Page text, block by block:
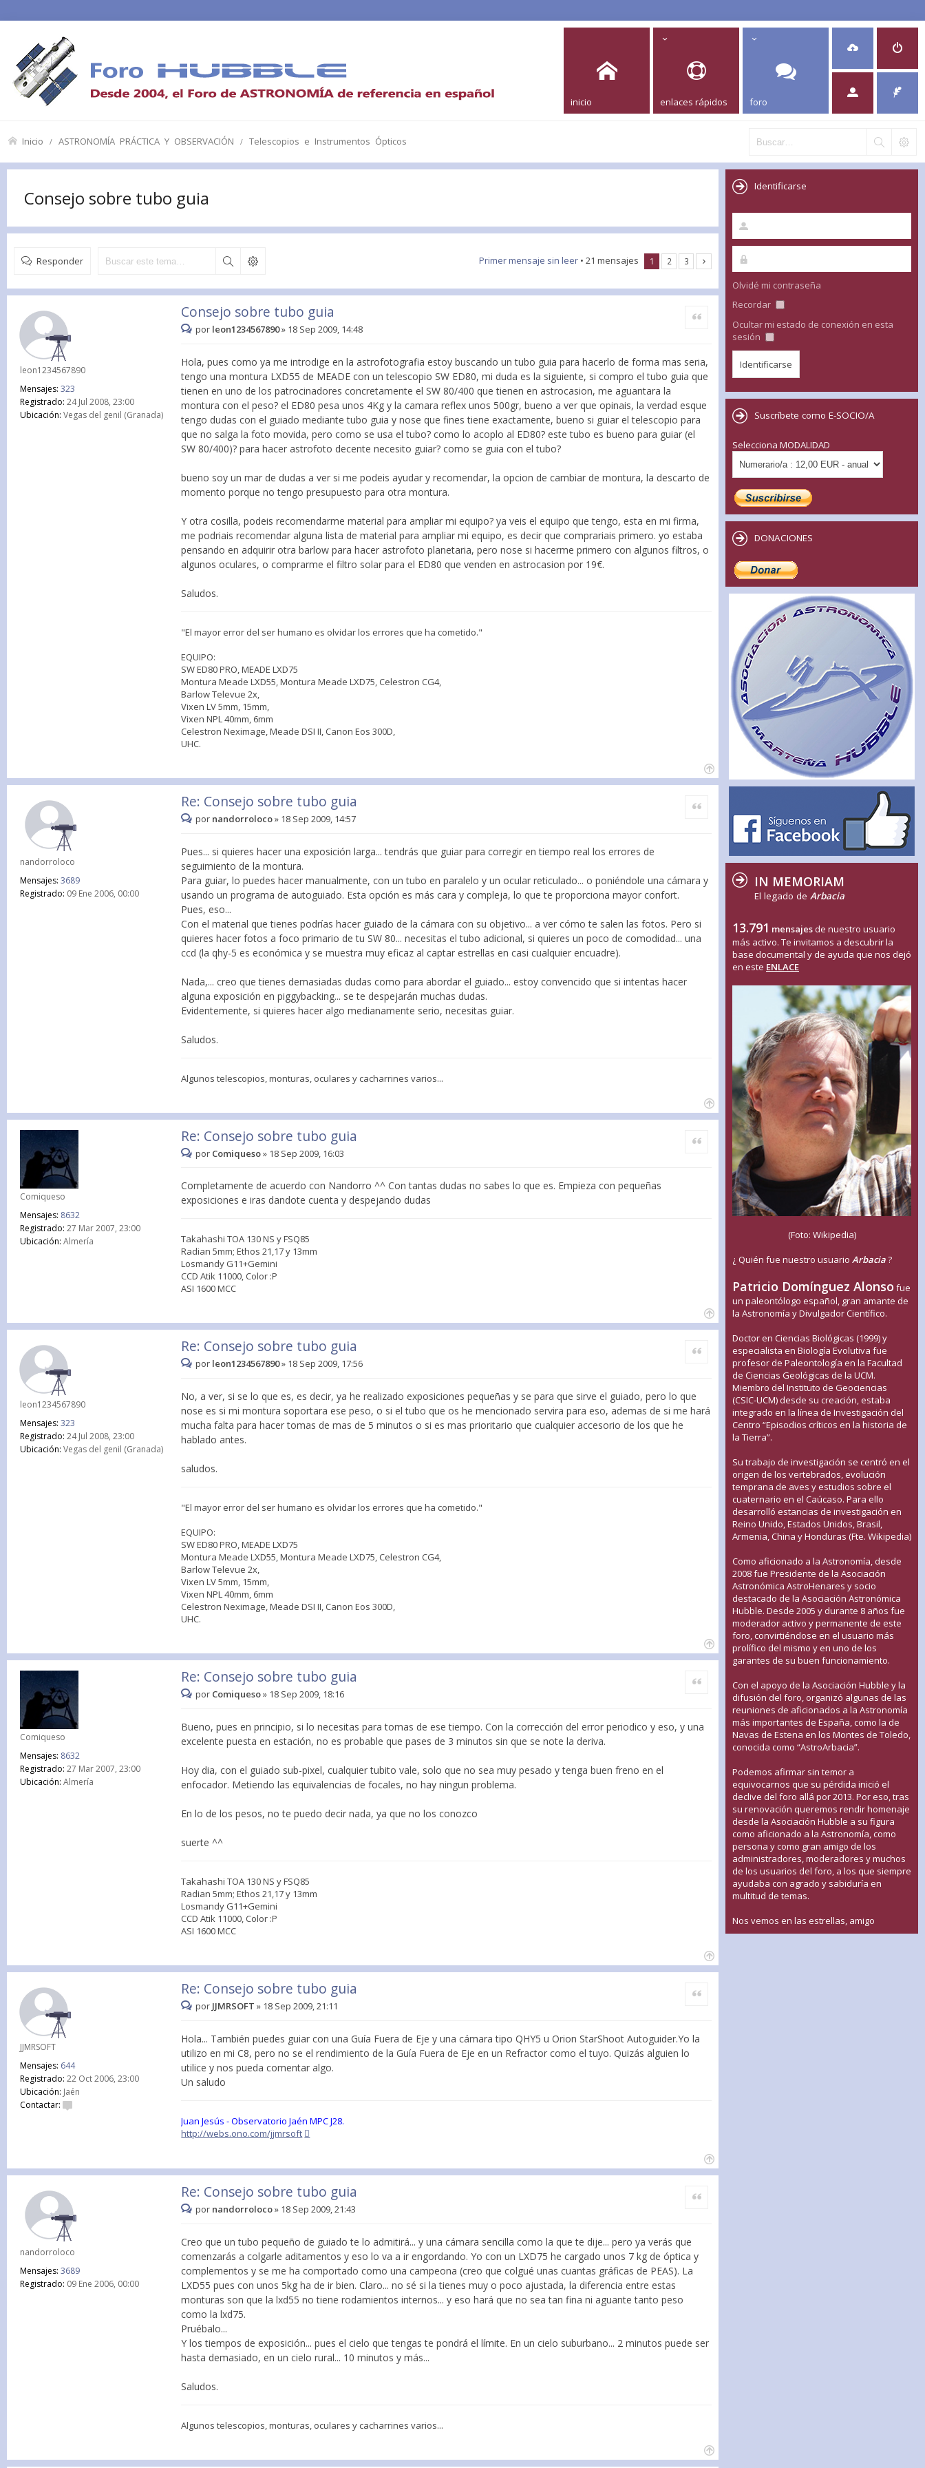
inicio enlaces rápidos foro
Inicio ASTRONOMÍA PRÁCTICA Y OBSERVACIÓN Telescopios e Instrumentos Ópticos
Consejo sobre tubo guia
Responder Primer mensaje sin leer • 21 mensajes 1 2 3
leon1234567890
Mensajes: 323
Registrado: 24 Jul 2008, 23:00
Ubicación: Vegas del genil (Granada)
Consejo sobre tubo guia Citar
por leon1234567890» 18 Sep 2009, 14:48
Hola, pues como ya me introdige en la astrofotografia estoy buscando un tubo guia para hacerlo de forma mas seria,
tengo una montura LXD55 de MEADE con un telescopio SW ED80, mi duda es la siguiente, si compro el tubo guia que
tienen en uno de los patrocinadores concretamente el SW 80/400 que tienen en astrocasion, me aguantara la
montura con el peso? el ED80 pesa unos 4Kg y la camara reflex unos 500gr, bueno a ver que opinais, la verdad esque
tengo dudas con el guiado mediante tubo guia y nose que fines tiene exactamente, bueno si guiar el telescopio para
que no salga la foto movida, pero como se usa el tubo? como lo acoplo al ED80? este tubo es bueno para guiar (el
SW 80/400)? para hacer astrofoto decente necesito guiar? como se guia con el tubo?
bueno soy un mar de dudas a ver si me podeis ayudar y recomendar, la opcion de cambiar de montura, la descarto de
momento porque no tengo presupuesto para otra montura.
Y otra cosilla, podeis recomendarme material para ampliar mi equipo? ya veis el equipo que tengo, esta en mi firma,
me podriais recomendar alguna lista de material para ampliar mi equipo, es decir que comprariais primero. yo estaba
pensando en adquirir otra barlow para hacer astrofoto planetaria, pero nose si hacerme primero con algunos filtros, o
algunos oculares, o comprarme el filtro solar para el ED80 que venden en astrocasion por 19€.
Saludos.
"El mayor error del ser humano es olvidar los errores que ha cometido."
EQUIPO:
SW ED80 PRO, MEADE LXD75
Montura Meade LXD55, Montura Meade LXD75, Celestron CG4,
Barlow Televue 2x,
Vixen LV 5mm, 15mm,
Vixen NPL 40mm, 6mm
Celestron Neximage, Meade DSI II, Canon Eos 300D,
UHC.
nandorroloco
Mensajes: 3689
Registrado: 09 Ene 2006, 00:00
Re: Consejo sobre tubo guia Citar
por nandorroloco» 18 Sep 2009, 14:57
Pues... si quieres hacer una exposición larga... tendrás que guiar para corregir en tiempo real los errores de
seguimiento de la montura.
Para guiar, lo puedes hacer manualmente, con un tubo en paralelo y un ocular reticulado... o poniéndole una cámara y
usando un programa de autoguiado. Esta opción es más cara y compleja, lo que te proporciona mayor confort.
Pues, eso...
Con el material que tienes podrías hacer guiado de la cámara con su objetivo... a ver cómo te salen las fotos. Pero si
quieres hacer fotos a foco primario de tu SW 80... necesitas el tubo adicional, si quieres un poco de comodidad... una
ccd (la qhy-5 es económica y se muestra muy eficaz al captar estrellas en casi cualquier encuadre).
Nada,... creo que tienes demasiadas dudas como para abordar el guiado... estoy convencido que si intentas hacer
alguna exposición en piggybacking... se te despejarán muchas dudas.
Evidentemente, si quieres hacer algo medianamente serio, necesitas guiar.
Saludos.
Algunos telescopios, monturas, oculares y cacharrines varios...
Comiqueso
Mensajes: 8632
Registrado: 27 Mar 2007, 23:00
Ubicación: Almería
Re: Consejo sobre tubo guia Citar
por Comiqueso» 18 Sep 2009, 16:03
Completamente de acuerdo con Nandorro ^^ Con tantas dudas no sabes lo que es. Empieza con pequeñas
exposiciones e iras dandote cuenta y despejando dudas
Takahashi TOA 130 NS y FSQ85
Radian 5mm; Ethos 21,17 y 13mm
Losmandy G11+Gemini
CCD Atik 11000, Color :P
ASI 1600 MCC
leon1234567890
Mensajes: 323
Registrado: 24 Jul 2008, 23:00
Ubicación: Vegas del genil (Granada)
Re: Consejo sobre tubo guia Citar
por leon1234567890» 18 Sep 2009, 17:56
No, a ver, si se lo que es, es decir, ya he realizado exposiciones pequeñas y se para que sirve el guiado, pero lo que
nose es si mi montura soportara ese peso, o si el tubo que os he mencionado servira para eso, ademas de si me hará
mucha falta para hacer tomas de mas de 5 minutos o si es mas prioritario que cualquier accesorio de los que he
hablado antes.
saludos.
"El mayor error del ser humano es olvidar los errores que ha cometido."
EQUIPO:
SW ED80 PRO, MEADE LXD75
Montura Meade LXD55, Montura Meade LXD75, Celestron CG4,
Barlow Televue 2x,
Vixen LV 5mm, 15mm,
Vixen NPL 40mm, 6mm
Celestron Neximage, Meade DSI II, Canon Eos 300D,
UHC.
Comiqueso
Mensajes: 8632
Registrado: 27 Mar 2007, 23:00
Ubicación: Almería
Re: Consejo sobre tubo guia Citar
por Comiqueso» 18 Sep 2009, 18:16
Bueno, pues en principio, si lo necesitas para tomas de ese tiempo. Con la corrección del error periodico y eso, y una
excelente puesta en estación, no es probable que pases de 3 minutos sin que se note la deriva.
Hoy dia, con el guiado sub-pixel, cualquier tubito vale, solo que no sea muy pesado y tenga buen freno en el
enfocador. Metiendo las equivalencias de focales, no hay ningun problema.
En lo de los pesos, no te puedo decir nada, ya que no los conozco
suerte ^^
Takahashi TOA 130 NS y FSQ85
Radian 5mm; Ethos 21,17 y 13mm
Losmandy G11+Gemini
CCD Atik 11000, Color :P
ASI 1600 MCC
JJMRSOFT
Mensajes: 644
Registrado: 22 Oct 2006, 23:00
Ubicación: Jaén
Contactar:
Re: Consejo sobre tubo guia Citar
por JJMRSOFT » 18 Sep 2009, 21:11
Hola... También puedes guiar con una Guía Fuera de Eje y una cámara tipo QHY5 u Orion StarShoot Autoguider.Yo la
utilizo en mi C8, pero no se el rendimiento de la Guía Fuera de Eje en un Refractor como el tuyo. Quizás alguien lo
utilice y nos pueda comentar algo.
Un saludo
Juan Jesús - Observatorio Jaén MPC J28.
http://webs.ono.com/jjmrsoft
nandorroloco
Mensajes: 3689
Registrado: 09 Ene 2006, 00:00
Re: Consejo sobre tubo guia Citar
por nandorroloco» 18 Sep 2009, 21:43
Creo que un tubo pequeño de guiado te lo admitirá... y una cámara sencilla como la que te dije... pero ya verás que
comenzarás a colgarle aditamentos y eso lo va a ir engordando. Yo con un LXD75 he cargado unos 7 kg de óptica y
complementos y se me ha comportado como una campeona (creo que colgué unas cuantas gráficas de PEAS). La
LXD55 pues con unos 5kg ha de ir bien. Claro... no sé si la tienes muy o poco ajustada, la diferencia entre estas
monturas son que la lxd55 no tiene rodamientos internos... y eso hará que no sea tan fina ni aguante tanto peso
como la lxd75.
Pruébalo...
Y los tiempos de exposición... pues el cielo que tengas te pondrá el límite. En un cielo suburbano... 2 minutos puede ser
hasta demasiado, en un cielo rural... 10 minutos y más...
Saludos.
Algunos telescopios, monturas, oculares y cacharrines varios...
Identificarse
Olvidé mi contraseña
Recordar
Ocultar mi estado de conexión en esta
sesión
Suscríbete como E-SOCIO/A
Selecciona MODALIDAD
DONACIONES
IN MEMORIAM
El legado de Arbacia
13.791 mensajes de nuestro usuario
más activo. Te invitamos a descubrir la
base documental y de ayuda que nos dejó
en este ENLACE
(Foto: Wikipedia)
¿ Quién fue nuestro usuario Arbacia?
Patricio Domínguez Alonso fue
un paleontólogo español, gran amante de
la Astronomía y Divulgador Científico.
Doctor en Ciencias Biológicas (1999) y
especialista en Biología Evolutiva fue
profesor de Paleontología en la Facultad
de Ciencias Geológicas de la UCM.
Miembro del Instituto de Geociencias
(CSIC-UCM) desde su creación, estaba
integrado en la línea de Investigación del
Centro “Episodios críticos en la historia de
la Tierra”.
Su trabajo de investigación se centró en el
origen de los vertebrados, evolución
temprana de aves y estudios sobre el
cuaternario en el Caúcaso. Para ello
desarrolló estancias de investigación en
Reino Unido, Estados Unidos, Brasil,
Armenia, China y Honduras (Fte. Wikipedia)
Como aficionado a la Astronomía, desde
2008 fue Presidente de la Asociación
Astronómica AstroHenares y socio
destacado de la Asociación Astronómica
Hubble. Desde 2005 y durante 8 años fue
moderador activo y permanente de este
foro, convirtiéndose en el usuario más
prolífico del mismo y en uno de los
garantes de su buen funcionamiento.
Con el apoyo de la Asociación Hubble y la
difusión del foro, organizó algunas de las
reuniones de aficionados a la Astronomía
más importantes de España, como la de
Navas de Estena en los Montes de Toledo,
conocida como “AstroArbacia”.
Podemos afirmar sin temor a
equivocarnos que su pérdida inició el
declive del foro allá por 2013. Por eso, tras
su renovación queremos rendir homenaje
desde la Asociación Hubble a su figura
como aficionado a la Astronomía, como
persona y como gran amigo de los
administradores, moderadores y muchos
de los usuarios del foro, a los que siempre
ayudaba con agrado y sabiduría en
multitud de temas.
Nos vemos en las estrellas, amigo